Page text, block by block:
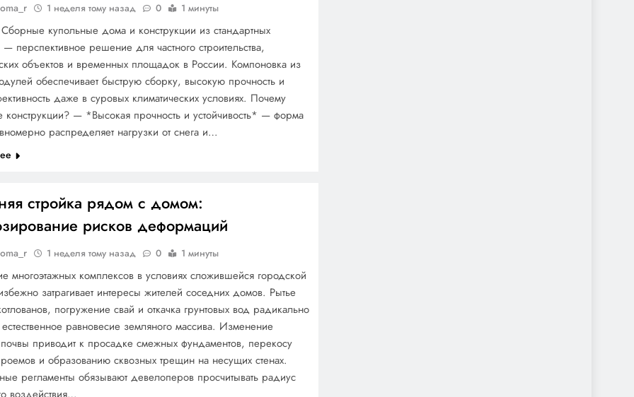
1 неделя тому назад 0 1 минуты
купольные дома и конструкции из стандартных
— перспективное решение для частного строительства,
объектов и временных площадок в России. Компоновка из
обеспечивает быструю сборку, высокую прочность и
даже в суровых климатических условиях. Почему
конструкции? — *Высокая прочность и устойчивость* — форма
распределяет нагрузки от снега и…
стройка рядом с домом:
рисков деформаций
1 неделя тому назад 0 1 минуты
многоэтажных комплексов в условиях сложившейся городской
затрагивает интересы жителей соседних домов. Рытье
погружение свай и откачка грунтовых вод радикально
равновесие земляного массива. Изменение
почвы приводит к просадке смежных фундаментов, перекосу
и образованию сквозных трещин на несущих стенах.
регламенты обязывают девелоперов просчитывать радиус